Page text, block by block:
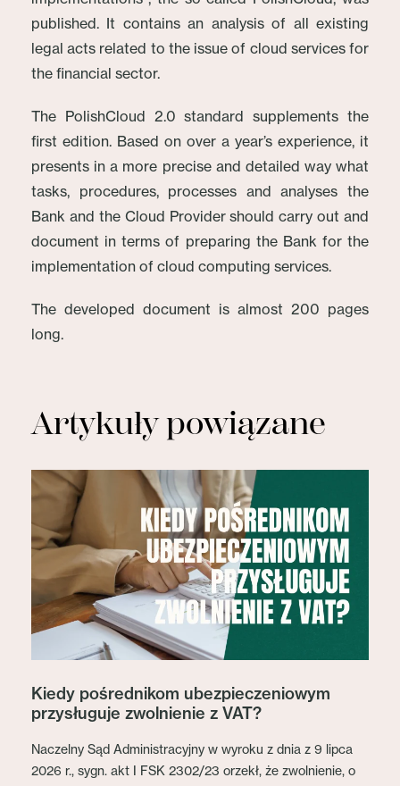
published. It contains an analysis of all existing
legal acts related to the issue of cloud services for
the financial sector.
The PolishCloud 2.0 standard supplements the
first edition. Based on over a year’s experience, it
presents in a more precise and detailed way what
tasks, procedures, processes and analyses the
Bank and the Cloud Provider should carry out and
document in terms of preparing the Bank for the
implementation of cloud computing services.
The developed document is almost 200 pages
long.
Artykuły powiązane
Kiedy pośrednikom ubezpieczeniowym
przysługuje zwolnienie z VAT?
Naczelny Sąd Administracyjny w wyroku z dnia z 9 lipca
2026 r., sygn. akt I FSK 2302/23 orzekł, że zwolnienie, o